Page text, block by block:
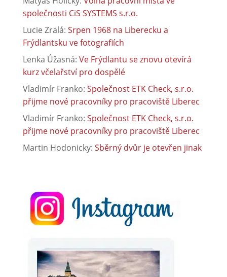
společnosti CiS SYSTEMS s.r.o.
Lucie Zralá: Srpen 1968 na Liberecku a
Frýdlantsku ve fotografiích
Lenka Úžasná: Ve Frýdlantu se znovu otevírá
kurz včelařství pro dospělé
Vladimír Franko: Společnost ETK Check, s.r.o.
přijme nové pracovníky pro pracoviště Liberec
Vladimír Franko: Společnost ETK Check, s.r.o.
přijme nové pracovníky pro pracoviště Liberec
Martin Hodonicky: Sběrný dvůr je otevřen jinak